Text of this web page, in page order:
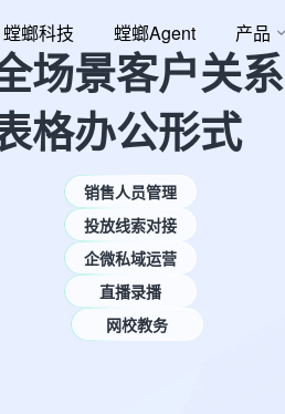
螳螂科技 螳螂Agent 产品
场景客户关
格办公形式
销售人员管理
投放线索对接
企微私域运营
直播录播
网校教务